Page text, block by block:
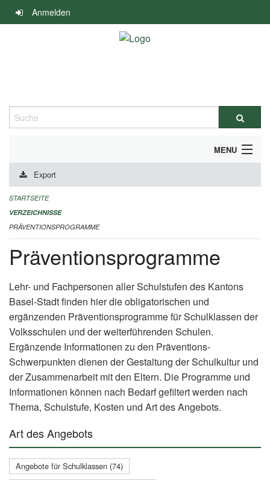
Navigation
überspringen
Anmelden
Suche
MENU
DURCHFÜHRUNG UND FINANZIERUNG
IMPRESSUM
Export
STARTSEITE
VERZEICHNISSE
PRÄVENTIONSPROGRAMME
Präventionsprogramme
Lehr- und Fachpersonen aller Schulstufen des Kantons
Basel-Stadt finden hier die obligatorischen und
ergänzenden Präventionsprogramme für Schulklassen der
Volksschulen und der weiterführenden Schulen.
Ergänzende Informationen zu den Präventions-
Schwerpunkten dienen der Gestaltung der Schulkultur und
der Zusammenarbeit mit den Eltern. Die Programme und
Informationen können nach Bedarf gefiltert werden nach
Thema, Schulstufe, Kosten und Art des Angebots.
Art des Angebots
Angebote für Schulklassen (74)